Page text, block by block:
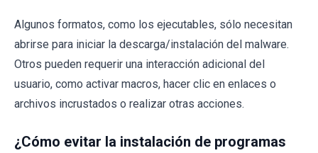
Algunos formatos, como los ejecutables, sólo necesitan
abrirse para iniciar la descarga/instalación del malware.
Otros pueden requerir una interacción adicional del
usuario, como activar macros, hacer clic en enlaces o
archivos incrustados o realizar otras acciones.
¿Cómo evitar la instalación de programas